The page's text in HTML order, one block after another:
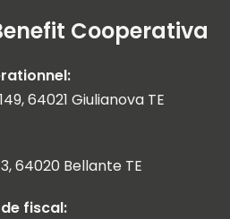
Cooperativa
64021 Giulianova TE
64020 Bellante TE
fiscal: